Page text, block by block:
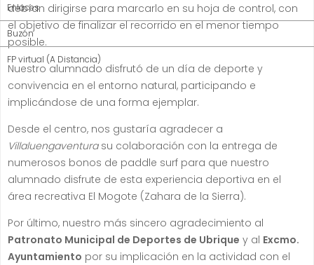
Enlaces
Buzón
FP virtual (A Distancia)
debían dirigirse para marcarlo en su hoja de control, con
el objetivo de finalizar el recorrido en el menor tiempo
posible.
Nuestro alumnado disfrutó de un día de deporte y
convivencia en el entorno natural, participando e
implicándose de una forma ejemplar.
Desde el centro, nos gustaría agradecer a
Villaluengaventurasu colaboración con la entrega de
numerosos bonos de paddle surf para que nuestro
alumnado disfrute de esta experiencia deportiva en el
área recreativa El Mogote (Zahara de la Sierra).
Por último, nuestro más sincero agradecimiento al
Patronato Municipal de Deportes de Ubrique y al Excmo.
Ayuntamiento por su implicación en la actividad con el